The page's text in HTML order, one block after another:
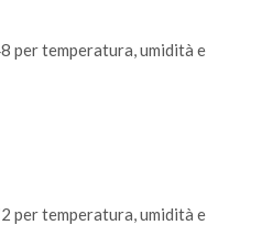
temperatura, umidità e
temperatura, umidità e